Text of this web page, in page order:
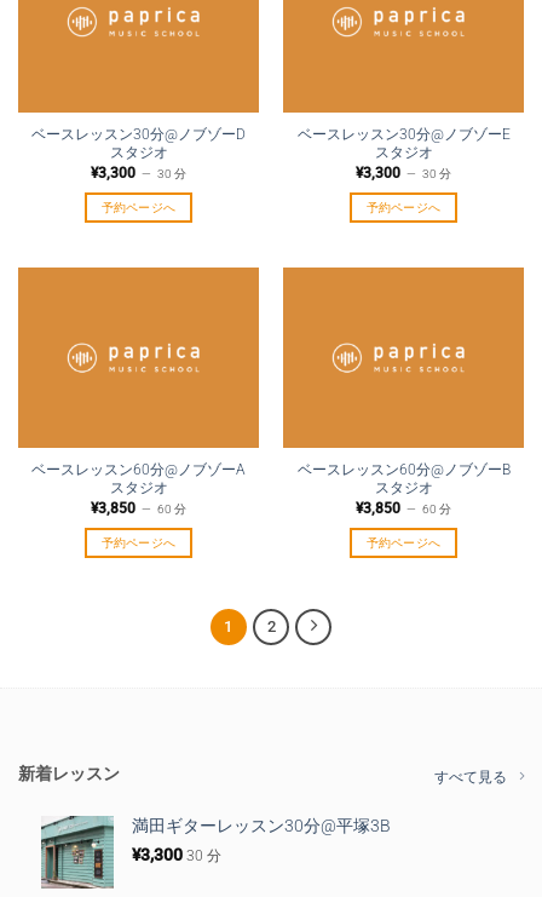
ベースレッスン30分@ノブゾーD
スタジオ
¥3,300 30 分
予約ページへ
ベースレッスン30分@ノブゾーE
スタジオ
¥3,300 30 分
予約ページへ
ベースレッスン60分@ノブゾーA
スタジオ
¥3,850 60 分
予約ページへ
ベースレッスン60分@ノブゾーB
スタジオ
¥3,850 60 分
予約ページへ
1 2
新着レッスン すべて見る
満田ギターレッスン30分@平塚3B
¥3,300 30 分